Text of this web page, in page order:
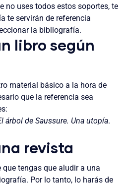
no uses todos estos soportes, te
te servirán de referencia
la bibliografía.
libro según
material básico a la hora de
que la referencia sea
árbol de Saussure. Una utopía.
revista
que tengas que aludir a una
Por lo tanto, lo harás de